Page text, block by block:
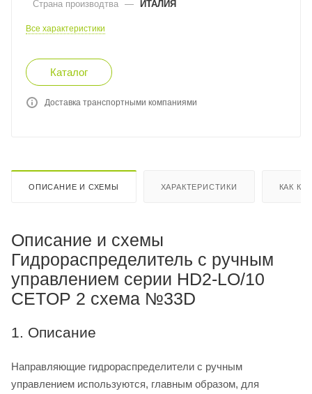
Страна производтва — ИТАЛИЯ
Все характеристики
Каталог
Доставка транспортными компаниями
ОПИСАНИЕ И СХЕМЫ ХАРАКТЕРИСТИКИ КАК
Описание и схемы
Гидрораспределитель с ручным
управлением серии HD2-LO/10
CETOP 2 схема №33D
1. Описание
Направляющие гидрораспределители с ручным
управлением используются, главным образом, для